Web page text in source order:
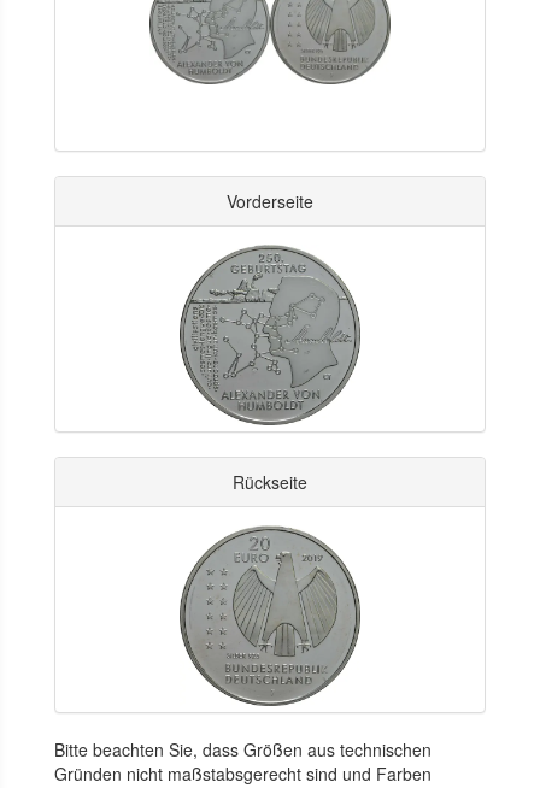
Vorderseite
Rückseite
Bitte beachten Sie, dass Größen aus technischen
Gründen nicht maßstabsgerecht sind und Farben